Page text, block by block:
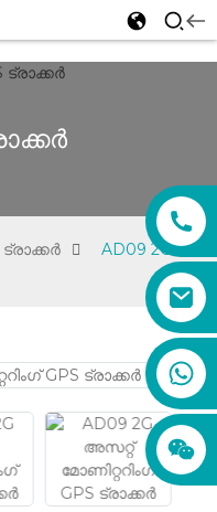
7850 0956
8670 4515
8667 0464
ട്രാക്കർ
AD09 2G